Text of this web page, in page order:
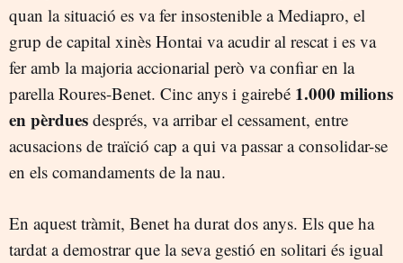
quan la situació es va fer insostenible a Mediapro, el
grup de capital xinès Hontai va acudir al rescat i es va
fer amb la majoria accionarial però va confiar en la
parella Roures-Benet. Cinc anys i gairebé 1.000 milions
en pèrdues després, va arribar el cessament, entre
acusacions de traïció cap a qui va passar a consolidar-se
en els comandaments de la nau.
En aquest tràmit, Benet ha durat dos anys. Els que ha
tardat a demostrar que la seva gestió en solitari és igual